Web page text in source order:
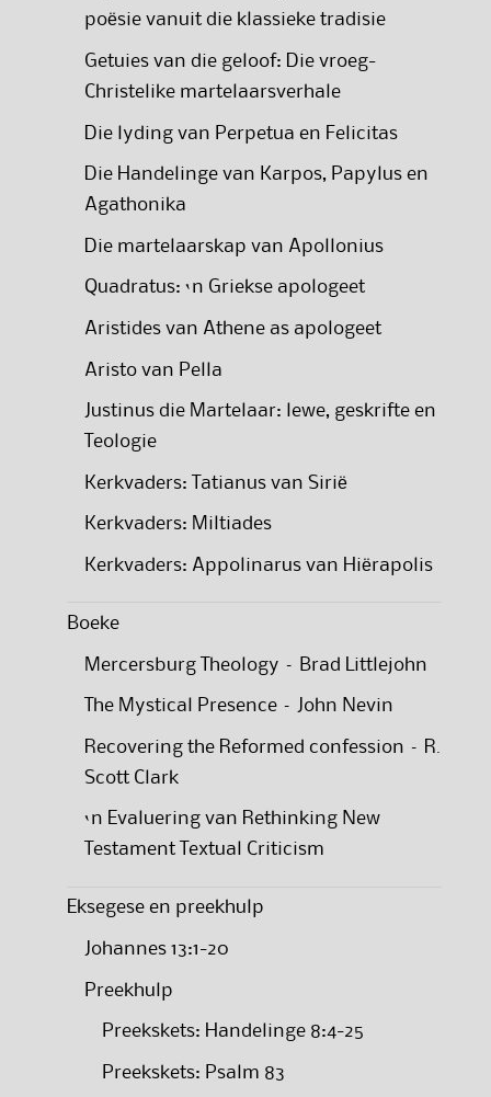
poësie vanuit die klassieke tradisie
Getuies van die geloof: Die vroeg-
Christelike martelaarsverhale
Die lyding van Perpetua en Felicitas
Die Handelinge van Karpos, Papylus en
Agathonika
Die martelaarskap van Apollonius
Quadratus: ‘n Griekse apologeet
Aristides van Athene as apologeet
Aristo van Pella
Justinus die Martelaar: lewe, geskrifte en
Teologie
Kerkvaders: Tatianus van Sirië
Kerkvaders: Miltiades
Kerkvaders: Appolinarus van Hiërapolis
Boeke
Mercersburg Theology – Brad Littlejohn
The Mystical Presence – John Nevin
Recovering the Reformed confession – R.
Scott Clark
‘n Evaluering van Rethinking New
Testament Textual Criticism
Eksegese en preekhulp
Johannes 13:1-20
Preekhulp
Preekskets: Handelinge 8:4-25
Preekskets: Psalm 83